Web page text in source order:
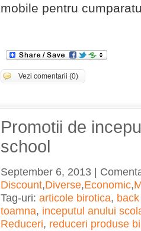
mobile pentru
Vezi comentarii (0)
Promotii de
school
September 6, 2013 |
Discount,Diverse,Economic,
Tag-uri: articole birotica,
toamna, inceputul anului
Reduceri, reduceri produse